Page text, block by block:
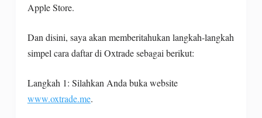
Apple Store.
Dan disini, saya akan memberitahukan langkah-langkah
simpel cara daftar di Oxtrade sebagai berikut:
Langkah 1: Silahkan Anda buka website
www.oxtrade.me.